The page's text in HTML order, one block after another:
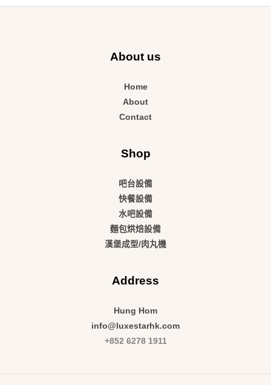
About us
Home
About
Contact
Shop
吧台設備
快餐設備
水吧設備
麵包烘焙設備
漢堡成型/肉丸機
Address
Hung Hom
info@luxestarhk.com
+852 6278 1911